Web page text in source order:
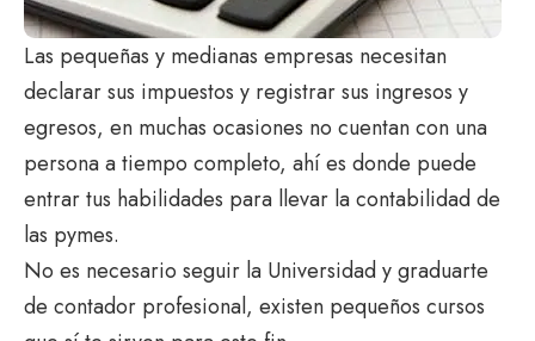
Las pequeñas y medianas empresas necesitan
declarar sus impuestos y registrar sus ingresos y
egresos, en muchas ocasiones no cuentan con una
persona a tiempo completo, ahí es donde puede
entrar tus habilidades para llevar la contabilidad de
las pymes.
No es necesario seguir la Universidad y graduarte
de contador profesional, existen pequeños cursos